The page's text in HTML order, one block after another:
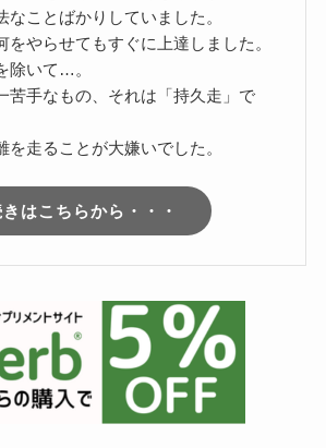
なことばかりしていました。
をやらせてもすぐに上達しました。
除いて…。
苦手なもの、それは「持久走」で
を走ることが大嫌いでした。
はこちらから・・・